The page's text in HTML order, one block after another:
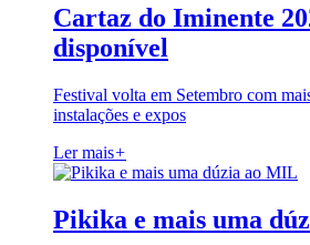
Cartaz do Iminente
disponível
Festival volta em Setembro com
instalações e expos
Ler mais+
Pikika e mais uma